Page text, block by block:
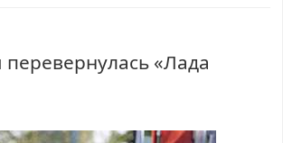
«Лада